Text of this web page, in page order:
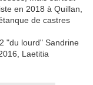
en 2018 à Quillan,
de castres
"du lourd" Sandrine
Laetitia